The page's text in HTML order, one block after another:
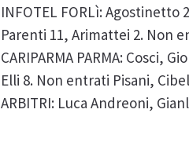
INFOTEL FORLì: Agostinetto
Parenti 11, Arimattei 2. Non
CARIPARMA PARMA: Cosci,
Elli 8. Non entrati Pisani,
ARBITRI: Luca Andreoni,